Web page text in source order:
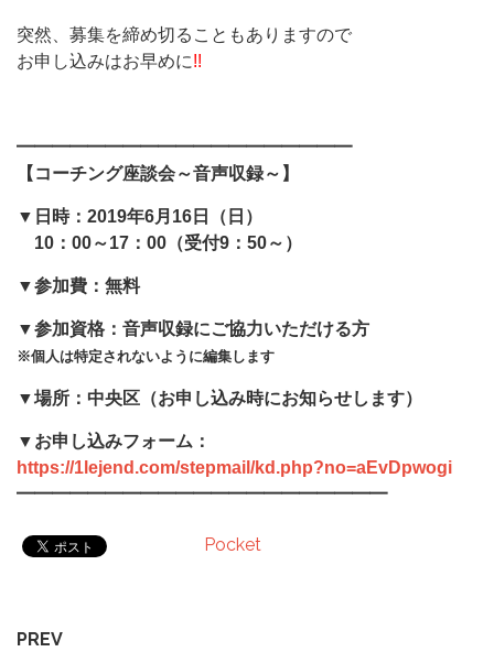
突然、募集を締め切ることもありますので
お申し込みはお早めに!!
━━━━━━━━━━━━━━━━━━━
【コーチング座談会～音声収録～】
▼日時：2019年6月16日（日）
10：00～17：00（受付9：50～）
▼参加費：無料
▼参加資格：音声収録にご協力いただける方
※個人は特定されないように編集します
▼場所：中央区（お申し込み時にお知らせします）
▼お申し込みフォーム：
https://1lejend.com/stepmail/kd.php?no=aEvDpwogi
━━━━━━━━━━━━━━━━━━━━━
Pocket
PREV